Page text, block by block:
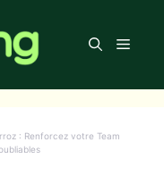
Menu
: Renforcez votre Team